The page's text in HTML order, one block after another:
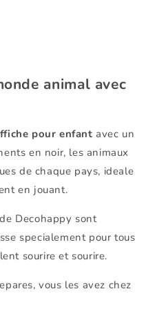
animal avec
pour enfant avec un
en noir, les animaux
de chaque pays, ideale
en jouant.
Decohappy sont
specialement pour tous
sourire et sourire.
vous les avez chez